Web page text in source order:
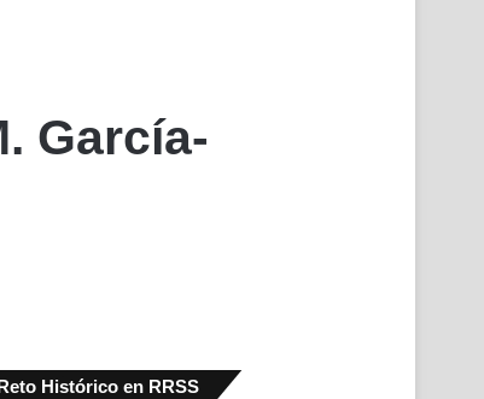
García-
Histórico en RRSS